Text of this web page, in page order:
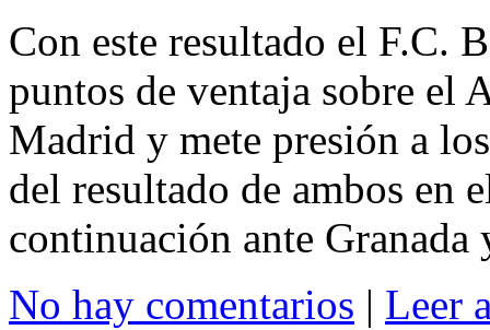
Con este resultado el F.C.
puntos de ventaja sobre el
Madrid y mete presión a
del resultado de ambos en
continuación ante
No hay comentarios | Leer